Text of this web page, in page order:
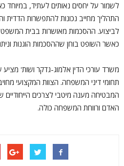
לשמור על יחסים נאותים לעתיד, במיוחד
התהליך מחייב נכונות להתפשרות הדדית
לביצוע. ההסכמות מאושרות בבית
כאשר השופט בוחן שההסכמות הוגנות
משרד עורכי הדין אלמוג-גדקר ושות' מציע
תחומי דיני המשפחה. הצוות המקצועי
המבטיחה מענה מיטבי לצרכים
האדם ורווחת המשפחה כולה.